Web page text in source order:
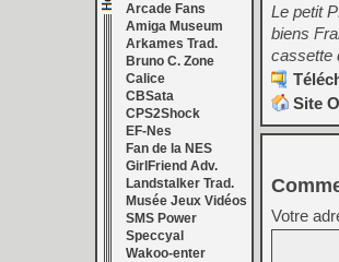
Arcade Fans
Amiga Museum
Arkames Trad.
Bruno C. Zone
Calice
CBSata
CPS2Shock
EF-Nes
Fan de la NES
GirlFriend Adv.
Landstalker Trad.
Musée Jeux Vidéos
SMS Power
Speccyal
Wakoo-enter
Le petit
biens
cassette
Site
Votre